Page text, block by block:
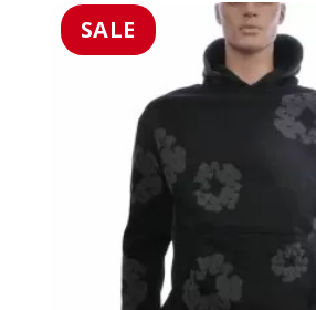
€49.99.€39.99.
SALE